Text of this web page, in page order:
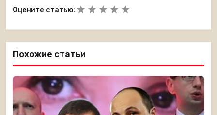
Оцените статью:
Похожие статьи